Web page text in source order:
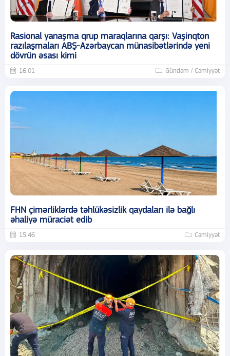
Rasional yanaşma qrup maraqlarına qarşı: Vaşinqton
razılaşmaları ABŞ-Azərbaycan münasibətlərində yeni
dövrün əsası kimi
16:01 Gündəm / Cəmiyyət
FHN çimərliklərdə təhlükəsizlik qaydaları ilə bağlı
əhaliyə müraciət edib
15:46 Cəmiyyət